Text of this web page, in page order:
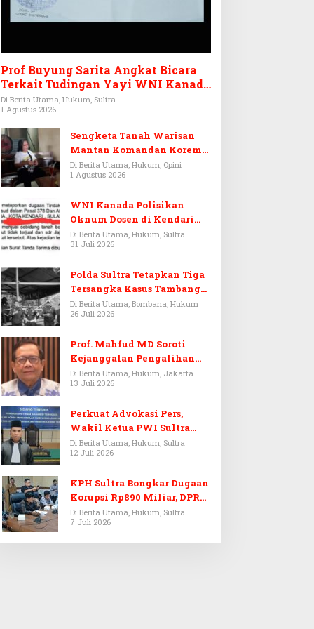
Prof Buyung Sarita Angkat Bicara
Terkait Tudingan Yayi WNI Kanada
Ditagih Utang Rp3,6 Miliar
Di Berita Utama, Hukum, Sultra
1 Agustus 2026
Sengketa Tanah Warisan
Mantan Komandan Korem
143/HO, Ketika Warisan
Menjadi Arena Pemerasan
Di Berita Utama, Hukum, Opini
1 Agustus 2026
WNI Kanada Polisikan
Oknum Dosen di Kendari
Terkait Aset Puluhan Miliar
Di Berita Utama, Hukum, Sultra
31 Juli 2026
Polda Sultra Tetapkan Tiga
Tersangka Kasus Tambang
Emas Ilegal di Bombana
Di Berita Utama, Bombana, Hukum
26 Juli 2026
Prof. Mahfud MD Soroti
Kejanggalan Pengalihan
Penyelidikan Tersangka
Febrie Adriansyah
Di Berita Utama, Hukum, Jakarta
13 Juli 2026
Perkuat Advokasi Pers,
Wakil Ketua PWI Sultra
Resmi Dilantik Menjadi
Advokat PERADI
Di Berita Utama, Hukum, Sultra
12 Juli 2026
KPH Sultra Bongkar Dugaan
Korupsi Rp890 Miliar, DPRD
Sultra Gelar RDP
Di Berita Utama, Hukum, Sultra
7 Juli 2026